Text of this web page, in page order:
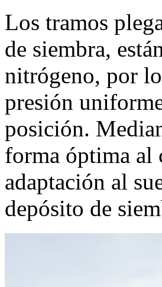
Los tramos
de siembra,
nitrógeno, por
presión
posición.
forma óptima al
adaptación al
depósito de